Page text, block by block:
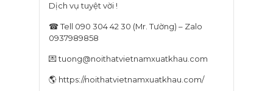
Dịch vụ tuyệt vời !
☎ Tell 090 304 42 30 (Mr. Tường) – Zalo
0937989858
💌 tuong@noithatvietnamxuatkhau.com
🌎 https://noithatvietnamxuatkhau.com/